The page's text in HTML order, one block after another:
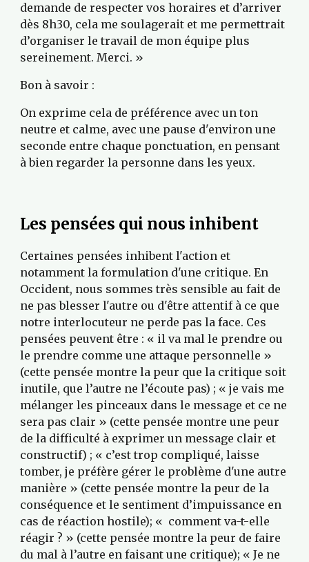
demande de respecter vos horaires et d’arriver
dès 8h30, cela me soulagerait et me permettrait
d’organiser le travail de mon équipe plus
sereinement. Merci. »
Bon à savoir :
On exprime cela de préférence avec un ton
neutre et calme, avec une pause d'environ une
seconde entre chaque ponctuation, en pensant
à bien regarder la personne dans les yeux.
Les pensées qui nous inhibent
Certaines pensées inhibent l'action et
notamment la formulation d'une critique. En
Occident, nous sommes très sensible au fait de
ne pas blesser l'autre ou d'être attentif à ce que
notre interlocuteur ne perde pas la face. Ces
pensées peuvent être : « il va mal le prendre ou
le prendre comme une attaque personnelle »
(cette pensée montre la peur que la critique soit
inutile, que l’autre ne l’écoute pas) ; « je vais me
mélanger les pinceaux dans le message et ce ne
sera pas clair » (cette pensée montre une peur
de la difficulté à exprimer un message clair et
constructif) ; « c’est trop compliqué, laisse
tomber, je préfère gérer le problème d'une autre
manière » (cette pensée montre la peur de la
conséquence et le sentiment d’impuissance en
cas de réaction hostile); «  comment va-t-elle
réagir ? » (cette pensée montre la peur de faire
du mal à l’autre en faisant une critique); « Je ne